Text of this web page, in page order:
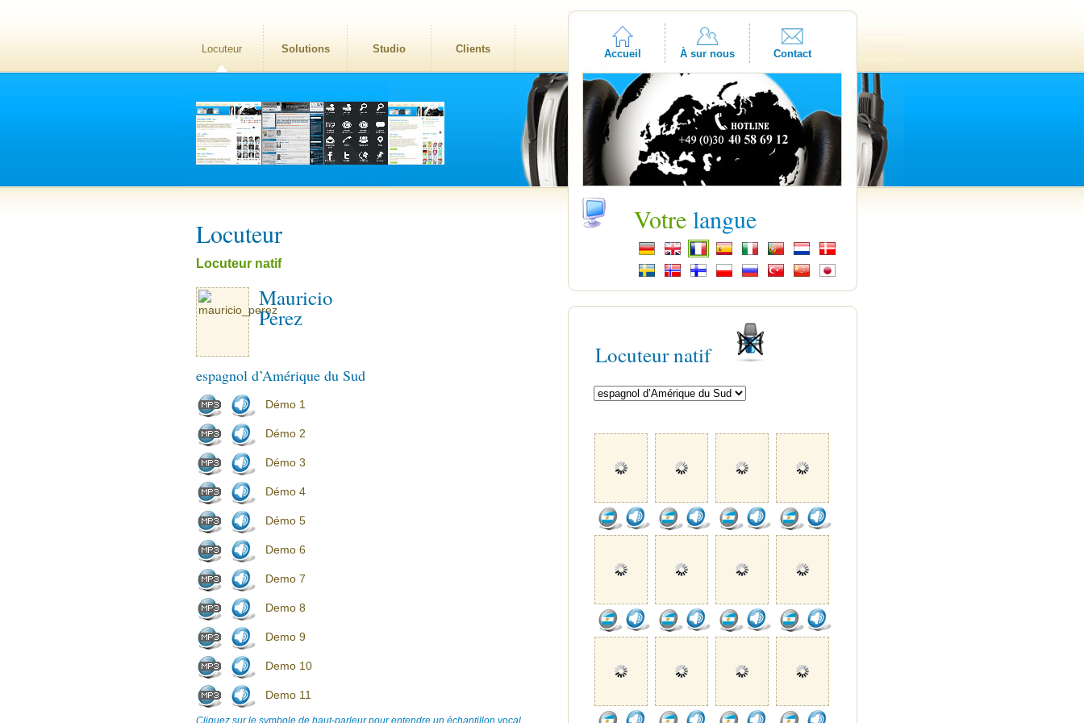
Locuteur Solutions Studio Clients Accueil À sur nous Contact
Locuteur
Locuteur natif
Mauricio
Perez
espagnol d’Amérique du Sud
Démo 1
Démo 2
Démo 3
Démo 4
Démo 5
Demo 6
Demo 7
Demo 8
Demo 9
Demo 10
Demo 11
Cliquez sur le symbole de haut-parleur pour entendre un échantillon vocal
Votre langue
Locuteur natif